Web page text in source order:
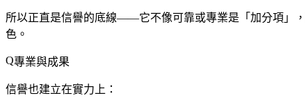
所以正直是信譽的底線——它不像可靠或專業是「加分項」
色。
專業與成果
信譽也建立在實力上：